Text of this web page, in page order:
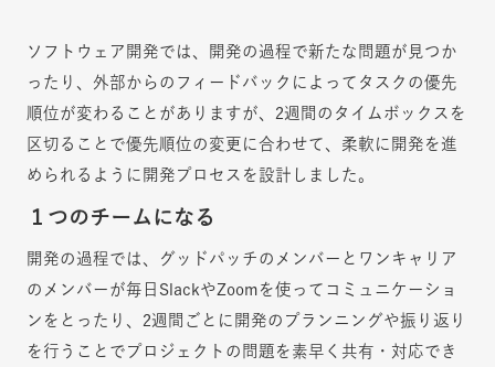
ソフトウェア開発では、開発の過程で新たな問題が見つか
ったり、外部からのフィードバックによってタスクの優先
順位が変わることがありますが、2週間のタイムボックスを
区切ることで優先順位の変更に合わせて、柔軟に開発を進
められるように開発プロセスを設計しました。
１つのチームになる
開発の過程では、グッドパッチのメンバーとワンキャリア
のメンバーが毎日SlackやZoomを使ってコミュニケーショ
ンをとったり、2週間ごとに開発のプランニングや振り返り
を行うことでプロジェクトの問題を素早く共有・対応でき